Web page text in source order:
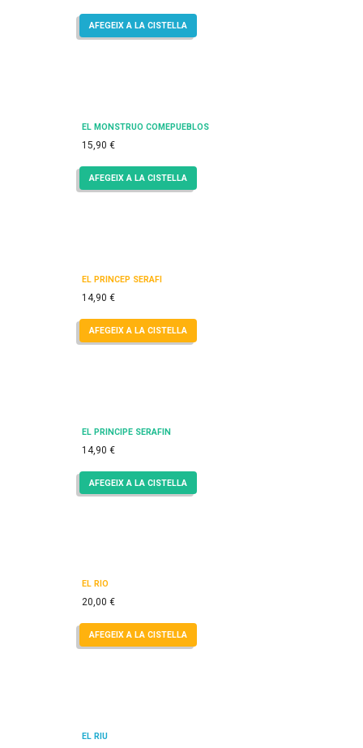
AFEGEIX A LA CISTELLA
EL MONSTRUO COMEPUEBLOS
15,90 €
AFEGEIX A LA CISTELLA
EL PRÍNCEP SERAFÍ
14,90 €
AFEGEIX A LA CISTELLA
EL PRÍNCIPE SERAFÍN
14,90 €
AFEGEIX A LA CISTELLA
EL RÍO
20,00 €
AFEGEIX A LA CISTELLA
EL RIU